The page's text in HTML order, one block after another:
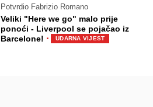
Potvrdio Fabrizio Romano
Veliki "Here we go" malo prije
ponoći - Liverpool se pojačao iz
Barcelone! · UDARNA VIJEST